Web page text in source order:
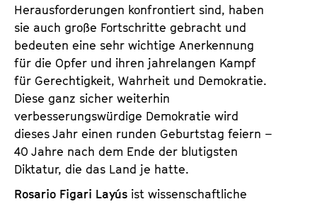
Herausforderungen konfrontiert sind, haben
sie auch große Fortschritte gebracht und
bedeuten eine sehr wichtige Anerkennung
für die Opfer und ihren jahrelangen Kampf
für Gerechtigkeit, Wahrheit und Demokratie.
Diese ganz sicher weiterhin
verbesserungswürdige Demokratie wird
dieses Jahr einen runden Geburtstag feiern –
40 Jahre nach dem Ende der blutigsten
Diktatur, die das Land je hatte.
Rosario Figari Layús ist wissenschaftliche